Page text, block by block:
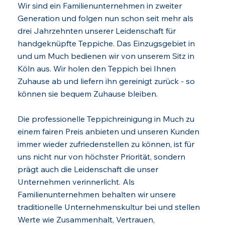
Wir sind ein Familienunternehmen in zweiter
Generation und folgen nun schon seit mehr als
drei Jahrzehnten unserer Leidenschaft für
handgeknüpfte Teppiche. Das Einzugsgebiet in
und um Much bedienen wir von unserem Sitz in
Köln aus. Wir holen den Teppich bei Ihnen
Zuhause ab und liefern ihn gereinigt zurück - so
können sie bequem Zuhause bleiben.
Die professionelle Teppichreinigung in Much zu
einem fairen Preis anbieten und unseren Kunden
immer wieder zufriedenstellen zu können, ist für
uns nicht nur von höchster Priorität, sondern
prägt auch die Leidenschaft die unser
Unternehmen verinnerlicht. Als
Familienunternehmen behalten wir unsere
traditionelle Unternehmenskultur bei und stellen
Werte wie Zusammenhalt, Vertrauen,